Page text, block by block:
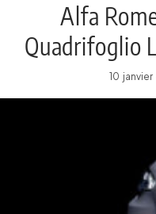
Alfa
Quadrifoglio
seulement 10
10